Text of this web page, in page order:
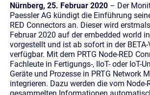
Nürnberg, 25. Februar 2020 – Der
Paessler AG kündigt die Einführung
RED Connectors an. Dieser wird
Februar 2020 auf der embedded world
vorgestellt und ist ab sofort in der BETA-
verfügbar. Mit dem PRTG Node-RED
Fachleute in Fertigungs-, IIoT- oder IoT-
Geräte und Prozesse in PRTG Network
integrieren. Dazu werden die vom Node-
gesammelten Informationen